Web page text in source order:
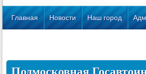
Главная Новости Наш город